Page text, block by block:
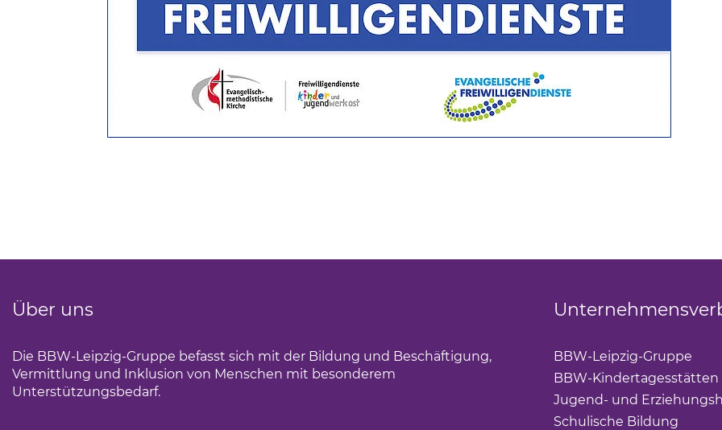
Über uns
Die BBW-Leipzig-Gruppe befasst sich mit der Bildung und Beschäftigung,
Vermittlung und Inklusion von Menschen mit besonderem
Unterstützungsbedarf.
BBW-Leipzig-Gruppe
BBW-Kindertagesstätten
Jugend- und
Schulische Bildung